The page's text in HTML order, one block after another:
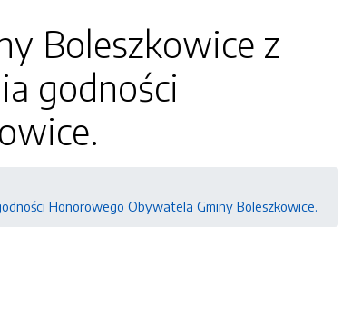
Boleszkowice z
godności
Honorowego Obywatela Gminy Boleszkowice.